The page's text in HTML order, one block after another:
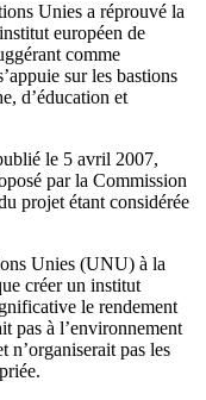
Unies a réprouvé la
européen de
comme
sur les bastions
d’éducation et
le 5 avril 2007,
par la Commission
projet étant considérée
Unies (UNU) à la
créer un institut
le rendement
pas à l’environnement
n’organiserait pas les